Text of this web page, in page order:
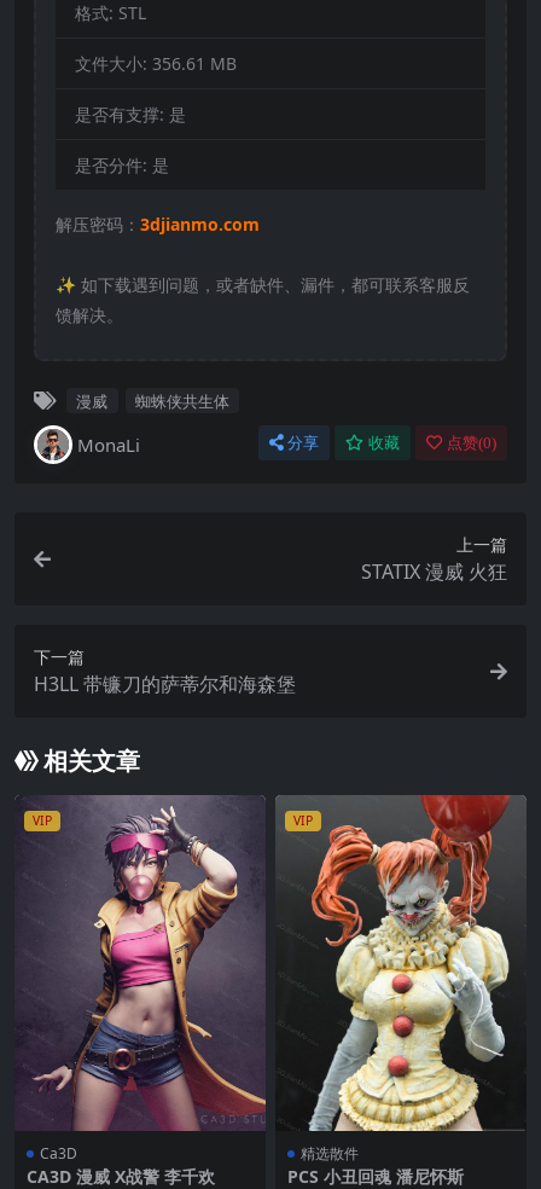
格式: STL
文件大小: 356.61 MB
是否有支撑: 是
是否分件: 是
解压密码： 3djianmo.com
✨️ 如下载遇到问题，或者缺件、漏件，都可联系客服反
馈解决。
漫威 蜘蛛侠共生体
MonaLi 分享 收藏 点赞(0)
上一篇
STATIX 漫威 火狂
下一篇
H3LL 带镰刀的萨蒂尔和海森堡
相关文章
VIP
Ca3D
CA3D 漫威 X战警 李千欢
VIP
精选散件
PCS 小丑回魂 潘尼怀斯